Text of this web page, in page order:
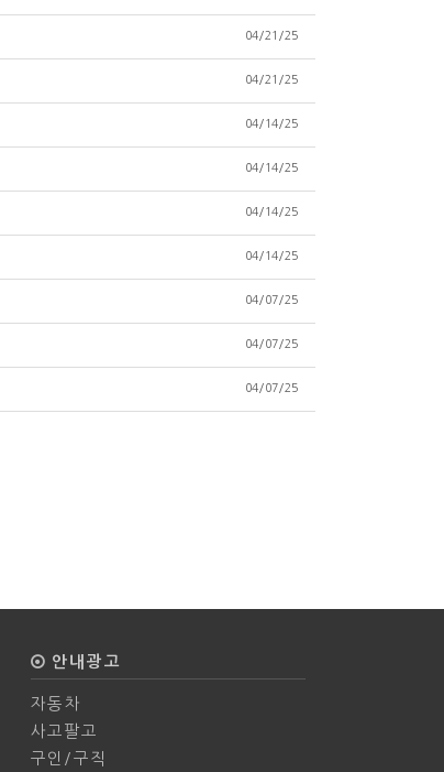
04/21/25
04/21/25
04/14/25
04/14/25
04/14/25
04/14/25
04/07/25
04/07/25
04/07/25
안내광고
자동차
사고팔고
구인/구직